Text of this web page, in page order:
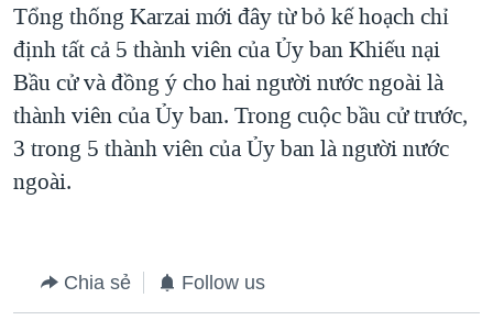
Tổng thống Karzai mới đây từ bỏ kế hoạch chỉ
định tất cả 5 thành viên của Ủy ban Khiếu nại
Bầu cử và đồng ý cho hai người nước ngoài là
thành viên của Ủy ban. Trong cuộc bầu cử trước,
3 trong 5 thành viên của Ủy ban là người nước
ngoài.
Chia sẻ Follow us